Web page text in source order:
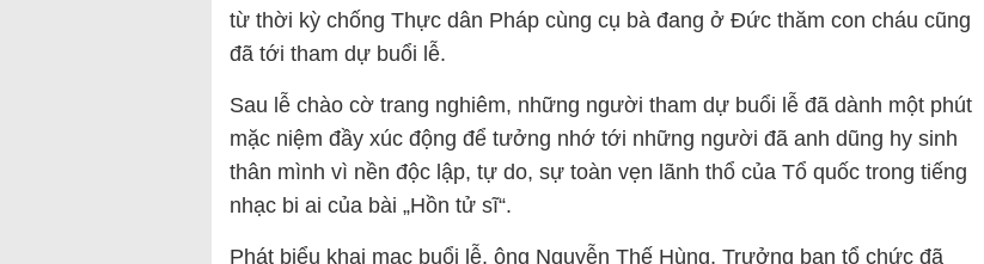
từ thời kỳ chống Thực dân Pháp cùng cụ bà đang ở Đức thăm con cháu cũng
đã tới tham dự buổi lễ.
Sau lễ chào cờ trang nghiêm, những người tham dự buổi lễ đã dành một phút
mặc niệm đầy xúc động để tưởng nhớ tới những người đã anh dũng hy sinh
thân mình vì nền độc lập, tự do, sự toàn vẹn lãnh thổ của Tổ quốc trong tiếng
nhạc bi ai của bài „Hồn tử sĩ“.
Phát biểu khai mạc buổi lễ, ông Nguyễn Thế Hùng, Trưởng ban tổ chức đã